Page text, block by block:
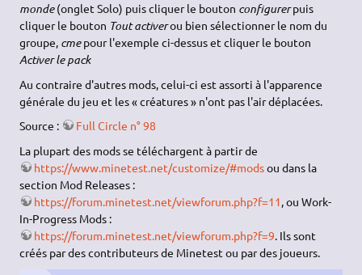
monde(onglet Solo) puis cliquer le bouton configurerpuis
cliquer le bouton Tout activerou bien sélectionner le nom du
groupe, cmepour l'exemple ci-dessus et cliquer le bouton
Activer le pack
Au contraire d'autres mods, celui-ci est assorti à l'apparence
générale du jeu et les « créatures » n'ont pas l'air déplacées.
Source :
Full Circle n° 98
La plupart des mods se téléchargent à partir de
https://www.minetest.net/customize/#modsou dans la
section Mod Releases :
https://forum.minetest.net/viewforum.php?f=11, ou Work-
In-Progress Mods :
https://forum.minetest.net/viewforum.php?f=9. Ils sont
créés par des contributeurs de Minetest ou par des joueurs.